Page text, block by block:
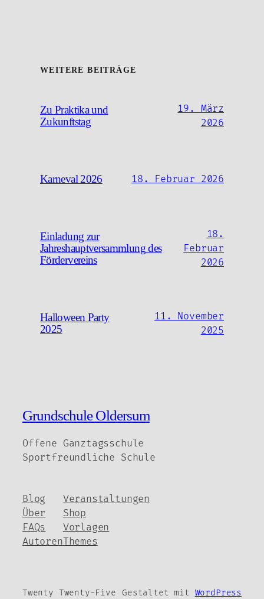
WEITERE BEITRÄGE
Zu Praktika und
Zukunftstag
19. März
2026
Karneval 2026 18. Februar 2026
Einladung zur
Jahreshauptversammlung des
Fördervereins
18.
Februar
2026
Halloween Party
2025
11. November
2025
Grundschule Oldersum
Offene Ganztagsschule
Sportfreundliche Schule
Blog
Über
FAQs
Autoren
Veranstaltungen
Shop
Vorlagen
Themes
Twenty Twenty-Five Gestaltet mit WordPress